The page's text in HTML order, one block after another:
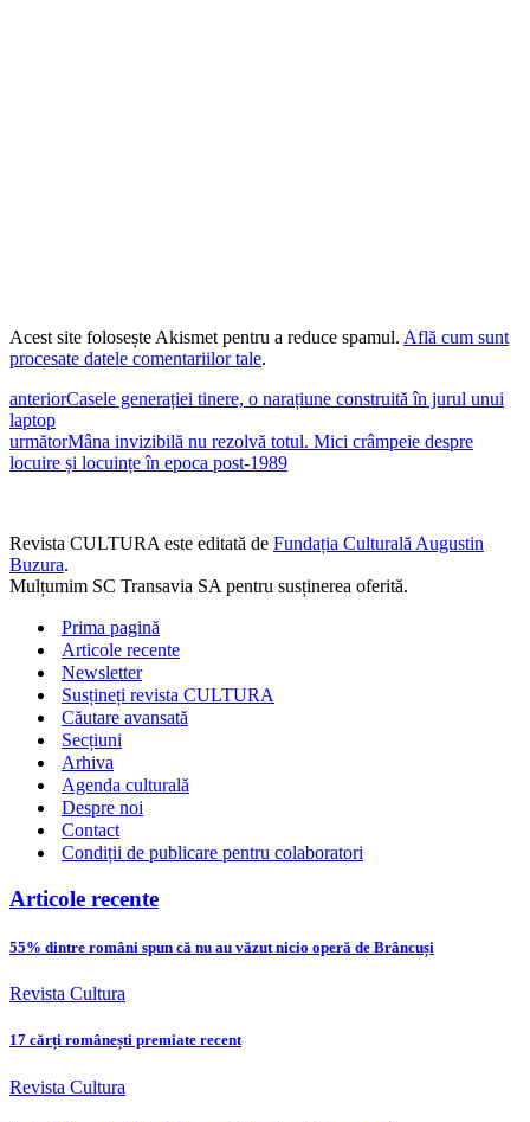
Acest site folosește Akismet pentru a reduce spamul. Află cum sunt
procesate datele comentariilor tale.
anteriorCasele generației tinere, o narațiune construită în jurul unui
laptop
următorMâna invizibilă nu rezolvă totul. Mici crâmpeie despre
locuire și locuințe în epoca post-1989
Revista CULTURA este editată de Fundația Culturală Augustin
Buzura.
Mulțumim SC Transavia SA pentru susținerea oferită.
Prima pagină
Articole recente
Newsletter
Susțineți revista CULTURA
Căutare avansată
Secțiuni
Arhiva
Agenda culturală
Despre noi
Contact
Condiții de publicare pentru colaboratori
Articole recente
55% dintre români spun că nu au văzut nicio operă de Brâncuși
Revista Cultura
17 cărți românești premiate recent
Revista Cultura